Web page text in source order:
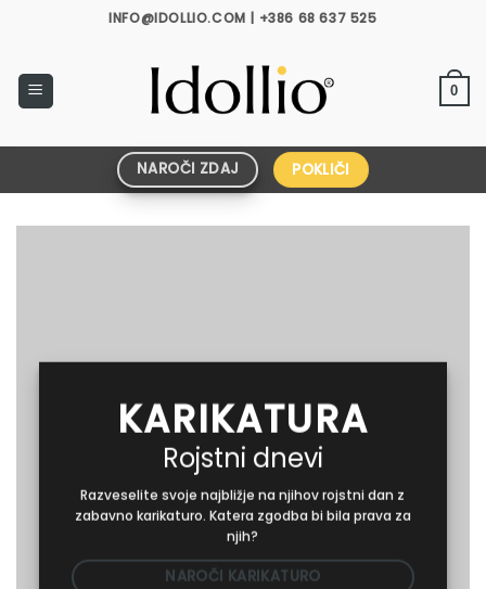
INFO@IDOLLIO.COM | +386 68 637 525
0
NAROČI ZDAJ POKLIČI
KARIKATURA
Rojstni dnevi
Razveselite svoje najbližje na njihov rojstni dan z
zabavno karikaturo. Katera zgodba bi bila prava za
njih?
NAROČI KARIKATURO